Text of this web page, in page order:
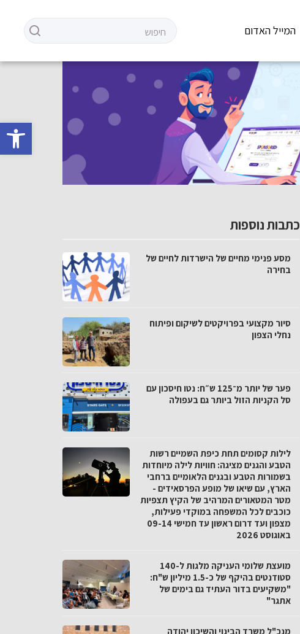
פתח
המייל האדום
כתבות נוספות
מסע פנימי מחיים של הישרדות לחיים של
בחירה
סיור מקצועי בפרויקטים לשיקום ופיתוח
נחלי הצפון
פער של יותר מ־125 ש״ח: נטו חיסכון עם
סל הקניות הזול ביותר גם בעפולה
לילות קסומים תחת כיפת השמיים רשות
הטבע והגנים מציגה: חוויות לילה מיוחדות
בשמורות הטבע ובגנים הלאומיים ברחבי
הארץ, עם שיאו של מופע הפרסאידים -
מטר המטאורים המרהיב של הקיץ תצפיות
כוכבים לכל המשפחה במוקדי פעילות,
מצפון ועד דרום ראשון עד חמישי 09-14
באוגוסט 2026
מועצת שלומי העניקה מלגות ל-140
סטודנטים בהיקף של כ-1.5 מיליון ש"ח:
"משקיעים בדור העתיד גם בימים של
אתגר"
מנכ"ל משרד הבינוי והשיכון יהודה